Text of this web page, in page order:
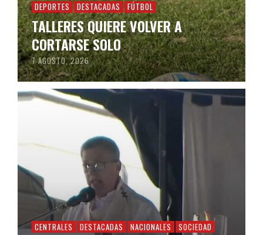
DEPORTES DESTACADAS FÚTBOL
TALLERES QUIERE VOLVER A
CORTARSE SOLO
7 AGOSTO, 2026
CENTRALES DESTACADAS NACIONALES SOCIEDAD